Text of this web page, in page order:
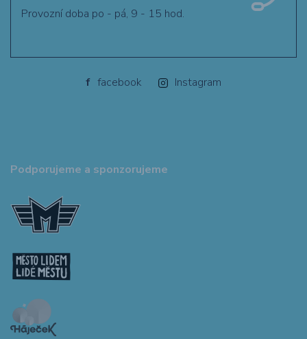
Provozní doba po - pá, 9 - 15 hod.
f facebook Instagram
Podporujeme a sponzorujeme